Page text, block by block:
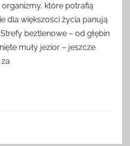
z
e
z
a
które potrafią
dla większości życia panują
beztlenowe – od głębin
muły jezior – jeszcze